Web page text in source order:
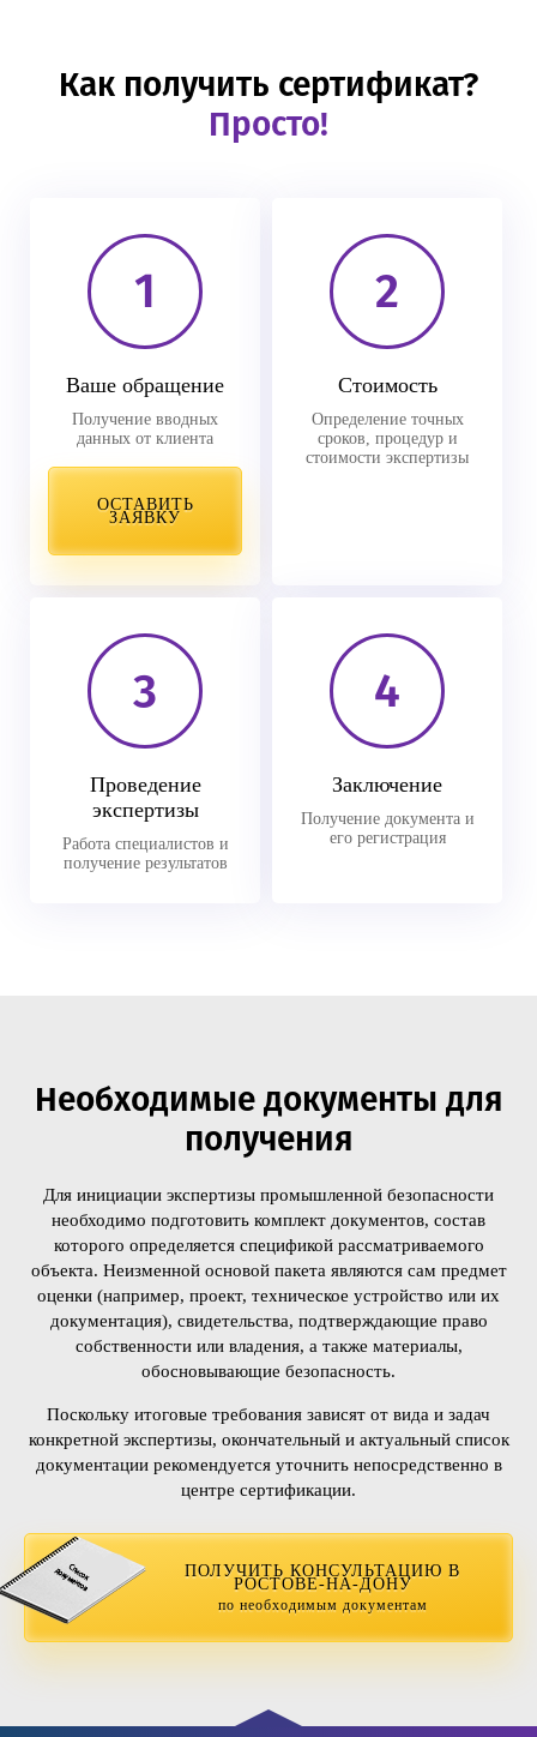
Как получить сертификат?
Просто!
1
Ваше обращение
Получение вводных
данных от клиента
ОСТАВИТЬ
ЗАЯВКУ
2
Стоимость
Определение точных
сроков, процедур и
стоимости экспертизы
3
Проведение
экспертизы
Работа специалистов и
получение результатов
4
Заключение
Получение документа и
его регистрация
Необходимые документы для
получения
Для инициации экспертизы промышленной безопасности
необходимо подготовить комплект документов, состав
которого определяется спецификой рассматриваемого
объекта. Неизменной основой пакета являются сам предмет
оценки (например, проект, техническое устройство или их
документация), свидетельства, подтверждающие право
собственности или владения, а также материалы,
обосновывающие безопасность.
Поскольку итоговые требования зависят от вида и задач
конкретной экспертизы, окончательный и актуальный список
документации рекомендуется уточнить непосредственно в
центре сертификации.
ПОЛУЧИТЬ КОНСУЛЬТАЦИЮ В
РОСТОВЕ-НА-ДОНУ
по необходимым документам